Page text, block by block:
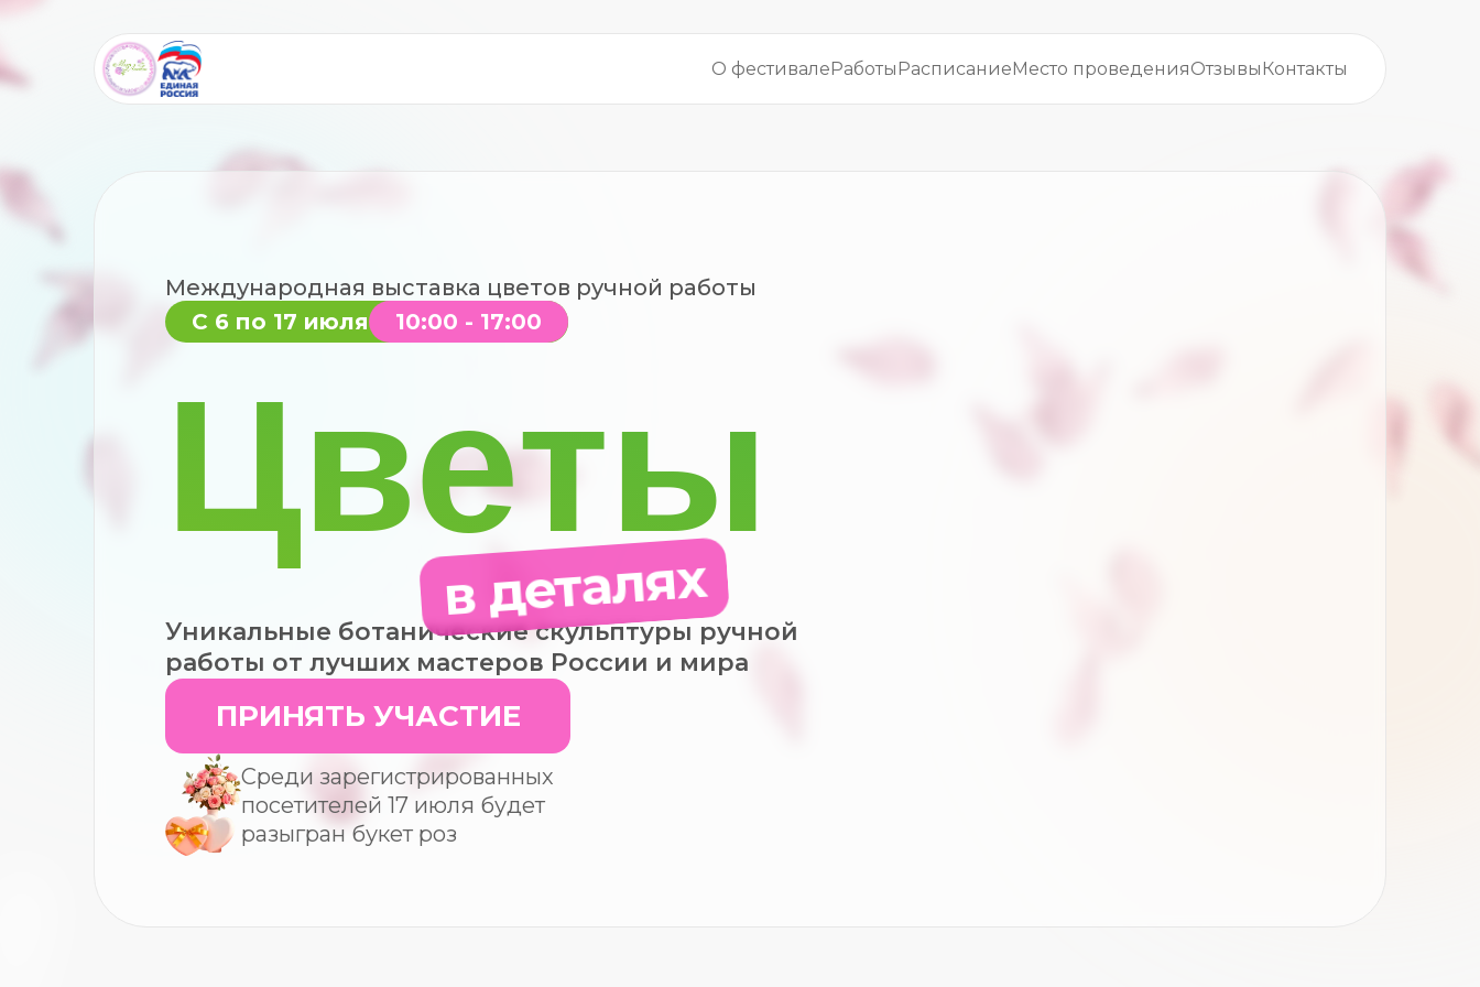
О фестивалеРаботыРасписаниеМесто проведенияОтзывыКонтакты
Международная выставка цветов ручной работы
С 6 по 17 июля
10:00 - 17:00
Цветы
Уникальные ботанические скульптуры ручной
работы от лучших мастеров России и мира
ПРИНЯТЬ УЧАСТИЕ
Среди зарегистрированных
посетителей 17 июля будет
разыгран букет роз
в деталях